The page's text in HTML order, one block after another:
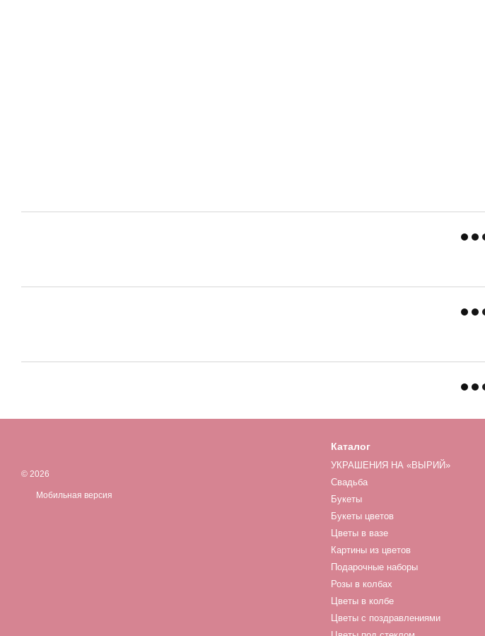
© 2026
Мобильная версия
Каталог
УКРАШЕНИЯ НА «ВЫРИЙ»
Свадьба
Букеты
Букеты цветов
Цветы в вазе
Картины из цветов
Подарочные наборы
Розы в колбах
Цветы в колбе
Цветы с поздравлениями